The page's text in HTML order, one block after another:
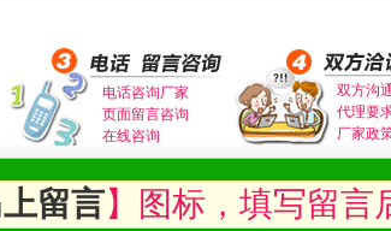
来自公司的行销计划，产品的发展，以及行业市场
物。
中国妈妈、宝宝提供完善的营养健康产品和宣传
得联系。
以及合作加盟流程。
电话咨询厂家
页面留言咨询
在线咨询
双方沟
代理要
厂家政
留言】图标，填写留言